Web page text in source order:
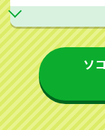
ソ